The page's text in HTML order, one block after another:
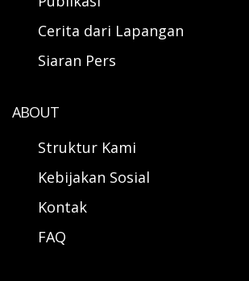
Cerita dari Lapangan
Siaran Pers
ABOUT
Struktur Kami
Kebijakan Sosial
Kontak
FAQ